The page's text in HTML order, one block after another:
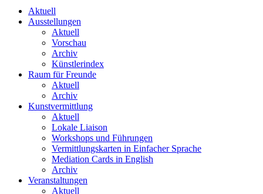
Aktuell
Ausstellungen
Aktuell
Vorschau
Archiv
Künstlerindex
Raum für Freunde
Aktuell
Archiv
Kunstvermittlung
Aktuell
Lokale Liaison
Workshops und Führungen
Vermittlungskarten in Einfacher Sprache
Mediation Cards in English
Archiv
Veranstaltungen
Aktuell